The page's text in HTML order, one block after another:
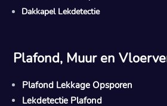
Dakkapel Lekdetectie
Plafond, Muur en
Plafond Lekkage Opsporen
Lekdetectie Plafond